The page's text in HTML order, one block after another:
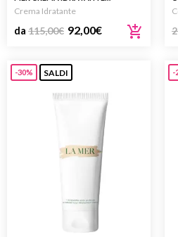
RIGENERAZIONE INTENSA
Crema Idratante
da 115,00€ 92,00€
-30% SALDI -